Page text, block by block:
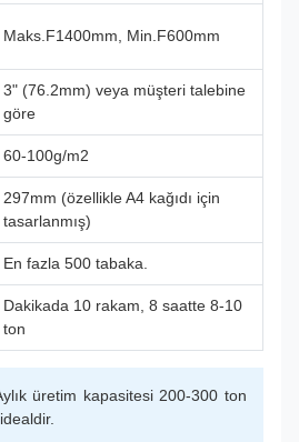
Maks.F1400mm, Min.F600mm
3" (76.2mm) veya müşteri talebine
göre
60-100g/m2
297mm (özellikle A4 kağıdı için
tasarlanmış)
En fazla 500 tabaka.
Dakikada 10 rakam, 8 saatte 8-10
ton
üretim kapasitesi 200-300 ton